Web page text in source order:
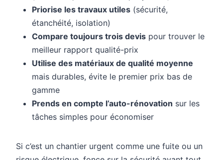
Priorise les travaux utiles (sécurité,
étanchéité, isolation)
Compare toujours trois devis pour trouver le
meilleur rapport qualité-prix
Utilise des matériaux de qualité moyenne
mais durables, évite le premier prix bas de
gamme
Prends en compte l’auto-rénovation sur les
tâches simples pour économiser
Si c’est un chantier urgent comme une fuite ou un